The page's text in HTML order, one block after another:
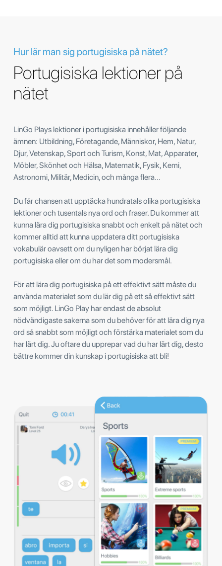
Hur lär man sig portugisiska på nätet?
Portugisiska lektioner på
nätet
LinGo Plays lektioner i portugisiska innehåller följande
ämnen: Utbildning, Företagande, Människor, Hem, Natur,
Djur, Vetenskap, Sport och Turism, Konst, Mat, Apparater,
Möbler, Skönhet och Hälsa, Matematik, Fysik, Kemi,
Astronomi, Militär, Medicin, och många flera...
Du får chansen att upptäcka hundratals olika portugisiska
lektioner och tusentals nya ord och fraser. Du kommer att
kunna lära dig portugisiska snabbt och enkelt på nätet och
kommer alltid att kunna uppdatera ditt portugisiska
vokabulär oavsett om du nyligen har börjat lära dig
portugisiska eller om du har det som modersmål.
För att lära dig portugisiska på ett effektivt sätt måste du
använda materialet som du lär dig på ett så effektivt sätt
som möjligt. LinGo Play har endast de absolut
nödvändigaste sakerna som du behöver för att lära dig nya
ord så snabbt som möjligt och förstärka materialet som du
har lärt dig. Ju oftare du upprepar vad du har lärt dig, desto
bättre kommer din kunskap i portugisiska att bli!